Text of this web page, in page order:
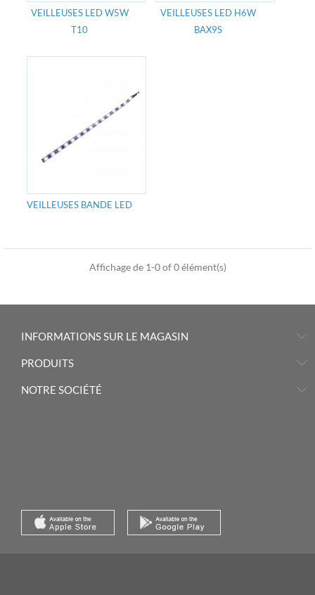
Affichage de 1-0 of 0 élément(s)
VEILLEUSES LED W5W
T10
VEILLEUSES LED H6W
BAX9S
VEILLEUSES BANDE LED
INFORMATIONS SUR LE MAGASIN
PRODUITS
NOTRE SOCIÉTÉ